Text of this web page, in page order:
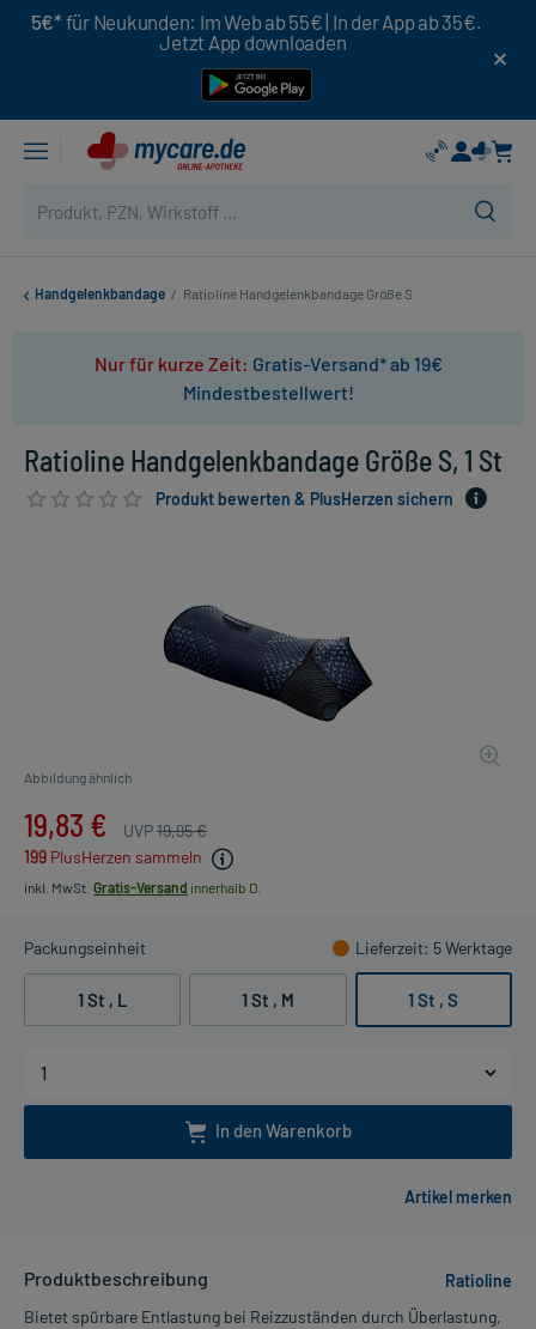
5€* für Neukunden: Im Web ab 55€ | In der App ab 35€.
Jetzt App downloaden
Handgelenkbandage / Ratioline Handgelenkbandage Größe S
Nur für kurze Zeit: Gratis-Versand* ab 19€
Mindestbestellwert!
Ratioline Handgelenkbandage Größe S, 1 St
Produkt bewerten & PlusHerzen sichern
Abbildung ähnlich
19,83 € UVP19,95 €
199 PlusHerzen sammeln
inkl. MwSt. Gratis-Versand innerhalb D.
Packungseinheit Lieferzeit: 5 Werktage
1 St , L 1 St , M 1 St , S
In den Warenkorb
Produktbeschreibung
Ratioline
Bietet spürbare Entlastung bei Reizzuständen durch Überlastung,